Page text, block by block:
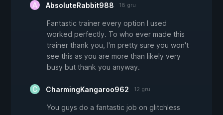
AbsoluteRabbit988 18 gru
Fantastic trainer every option I used
worked perfectly. To who ever made this
trainer thank you, I'm pretty sure you won't
see this as you are more than likely very
busy but thank you anyway.
CharmingKangaroo962 12 gru
You guys do a fantastic job on glitchless